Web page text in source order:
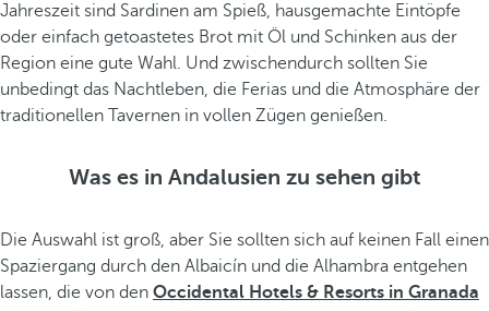
Jahreszeit sind Sardinen am Spieß, hausgemachte Eintöpfe
oder einfach getoastetes Brot mit Öl und Schinken aus der
Region eine gute Wahl. Und zwischendurch sollten Sie
unbedingt das Nachtleben, die Ferias und die Atmosphäre der
traditionellen Tavernen in vollen Zügen genießen.
Was es in Andalusien zu sehen gibt
Die Auswahl ist groß, aber Sie sollten sich auf keinen Fall einen
Spaziergang durch den Albaicín und die Alhambra entgehen
lassen, die von den Occidental Hotels & Resorts in Granada